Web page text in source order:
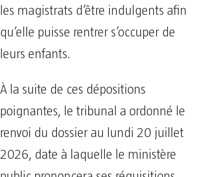
les magistrats d’être indulgents afin
qu’elle puisse rentrer s’occuper de
leurs enfants.
À la suite de ces dépositions
poignantes, le tribunal a ordonné le
renvoi du dossier au lundi 20 juillet
2026, date à laquelle le ministère